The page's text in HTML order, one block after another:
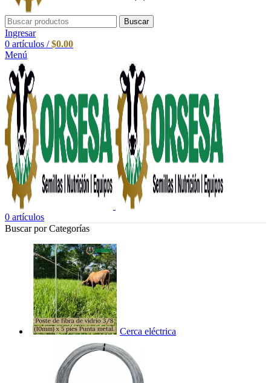
Buscar
Ingresar
0 artículos / $0.00
Menú
0 artículos
Buscar por Categorías
Cerca eléctrica